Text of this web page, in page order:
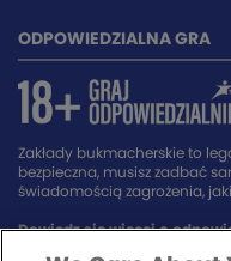
ODPOWIEDZIALNA GRA
Zakłady bukmacherskie to
bezpieczna, musisz zadbać
świadomością zagrożenia,
Dowiedz się więcej o